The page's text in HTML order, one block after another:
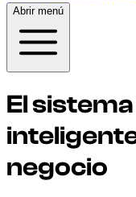
Abrir menú
El
negocio